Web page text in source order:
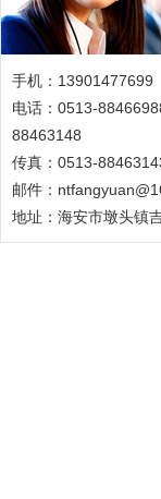
手机：13901477699
电话：0513-
88463148
传真：0513-
邮件：
地址：海安市墩头镇